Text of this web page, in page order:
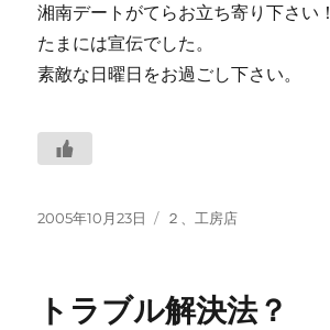
湘南デートがてらお立ち寄り下さい！
たまには宣伝でした。
素敵な日曜日をお過ごし下さい。
投
2005年10月23日
カ
ー
２、工房店
トラブル解決法？